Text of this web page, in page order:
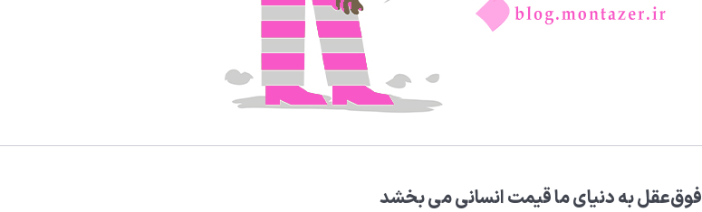
فوق‌‌عقلبه دنیای ماقیمت انسانی می‌ بخشد